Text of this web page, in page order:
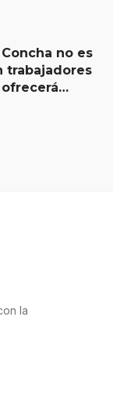
no es
trabajadores
la